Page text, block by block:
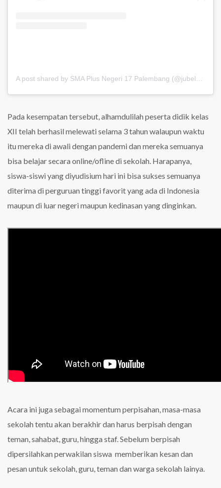
A post shared by SMA Plus Negeri 17 Palembang (@jubel_update)
Pada kesempatan tersebut, alhamdulilah peserta didik kelas
XII telah berhasil melewati selama 3 tahun walaupun waktu
itu mereka di awali dengan pandemi dan mereka semuanya
bisa belajar secara online/ofline di sekolah. Harapanya,
siswa-siswi yang diyudisium hari ini bisa sukses semuanya
diterima di perguruan tinggi favorit yang ada di Indonesia
maupun di luar negeri maupun kedinasan yang dinginkan.
Acara ini juga sebagai momentum perpisahan, masa-masa
sekolah tentu akan berakhir dan harus berpisah dengan
teman, sahabat, guru, hingga staf. Sebelum berpisah
dipersilahkan perwakilan siswa memberikan kesan dan
pesan untuk sekolah, guru, teman dan warga sekolah lainya.